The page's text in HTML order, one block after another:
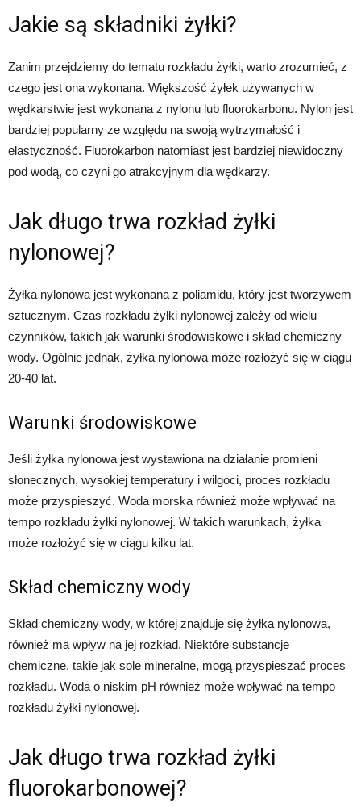
Jakie są składniki żyłki?
Zanim przejdziemy do tematu rozkładu żyłki, warto zrozumieć, z
czego jest ona wykonana. Większość żyłek używanych w
wędkarstwie jest wykonana z nylonu lub fluorokarbonu. Nylon jest
bardziej popularny ze względu na swoją wytrzymałość i
elastyczność. Fluorokarbon natomiast jest bardziej niewidoczny
pod wodą, co czyni go atrakcyjnym dla wędkarzy.
Jak długo trwa rozkład żyłki
nylonowej?
Żyłka nylonowa jest wykonana z poliamidu, który jest tworzywem
sztucznym. Czas rozkładu żyłki nylonowej zależy od wielu
czynników, takich jak warunki środowiskowe i skład chemiczny
wody. Ogólnie jednak, żyłka nylonowa może rozłożyć się w ciągu
20-40 lat.
Warunki środowiskowe
Jeśli żyłka nylonowa jest wystawiona na działanie promieni
słonecznych, wysokiej temperatury i wilgoci, proces rozkładu
może przyspieszyć. Woda morska również może wpływać na
tempo rozkładu żyłki nylonowej. W takich warunkach, żyłka
może rozłożyć się w ciągu kilku lat.
Skład chemiczny wody
Skład chemiczny wody, w której znajduje się żyłka nylonowa,
również ma wpływ na jej rozkład. Niektóre substancje
chemiczne, takie jak sole mineralne, mogą przyspieszać proces
rozkładu. Woda o niskim pH również może wpływać na tempo
rozkładu żyłki nylonowej.
Jak długo trwa rozkład żyłki
fluorokarbonowej?